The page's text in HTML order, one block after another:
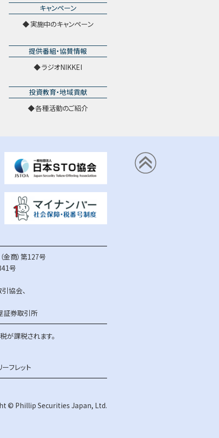
キャンペーン
実施中のキャンペーン
提供番組・協賛情報
ラジオNIKKEI
投資教育・地域貢献
各種活動のご紹介
商）第127号
号
引協会、
証券取引所
課税されます。
フレット
© Phillip Securities Japan, Ltd.